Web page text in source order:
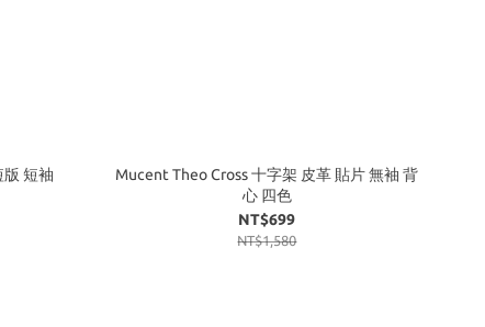
短袖
Mucent Theo Cross 十字架 皮革 貼片 無袖 背
心 四色
NT$699
NT$1,580